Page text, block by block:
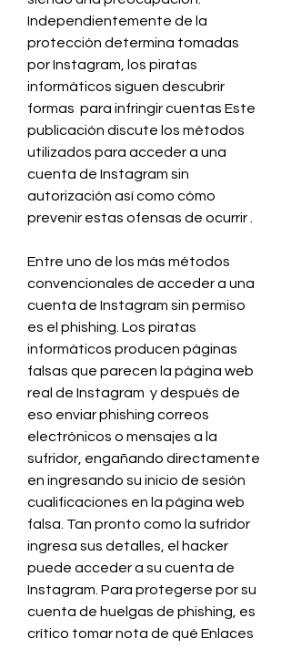
Independientemente de la
protección determina tomadas
por Instagram, los piratas
informáticos siguen descubrir
formas  para infringir cuentas Este
publicación discute los métodos
utilizados para acceder a una
cuenta de Instagram sin
autorización así como cómo
prevenir estas ofensas de ocurrir .
Entre uno de los más métodos
convencionales de acceder a una
cuenta de Instagram sin permiso
es el phishing. Los piratas
informáticos producen páginas
falsas que parecen la página web
real de Instagram  y después de
eso enviar phishing correos
electrónicos o mensajes a la
sufridor, engañando directamente
en ingresando su inicio de sesión
cualificaciones en la página web
falsa. Tan pronto como la sufridor
ingresa sus detalles, el hacker
puede acceder a su cuenta de
Instagram. Para protegerse por su
cuenta de huelgas de phishing, es
crítico tomar nota de qué Enlaces